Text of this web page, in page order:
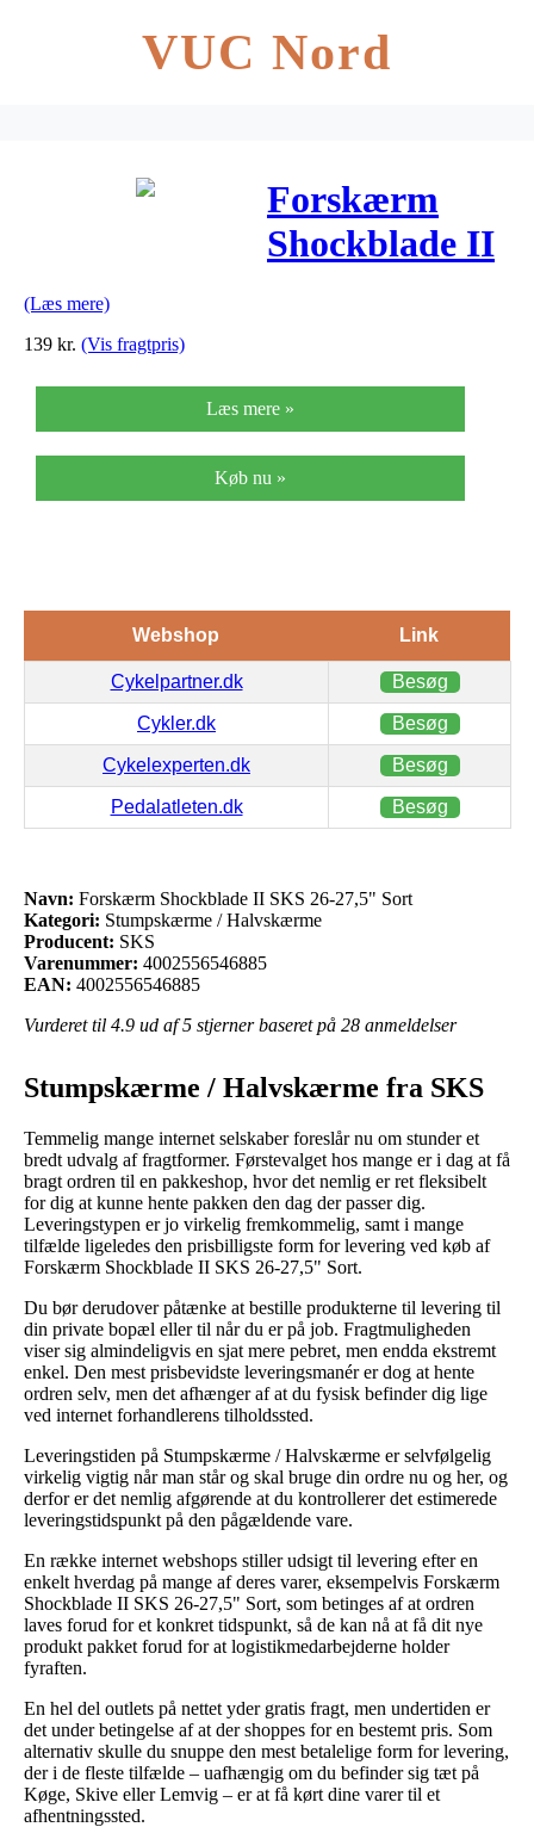
VUC Nord
Forskærm
Shockblade II
(Læs mere)
139 kr. (Vis fragtpris)
Læs mere »
Køb nu »
Webshop Link
Cykelpartner.dk Besøg
Cykler.dk Besøg
Cykelexperten.dk Besøg
Pedalatleten.dk Besøg
Navn: Forskærm Shockblade II SKS 26-27,5" Sort
Kategori: Stumpskærme / Halvskærme
Producent: SKS
Varenummer: 4002556546885
EAN: 4002556546885
Vurderet til 4.9 ud af 5 stjerner baseret på 28 anmeldelser
Stumpskærme / Halvskærme fra SKS
Temmelig mange internet selskaber foreslår nu om stunder et
bredt udvalg af fragtformer. Førstevalget hos mange er i dag at få
bragt ordren til en pakkeshop, hvor det nemlig er ret fleksibelt
for dig at kunne hente pakken den dag der passer dig.
Leveringstypen er jo virkelig fremkommelig, samt i mange
tilfælde ligeledes den prisbilligste form for levering ved køb af
Forskærm Shockblade II SKS 26-27,5" Sort.
Du bør derudover påtænke at bestille produkterne til levering til
din private bopæl eller til når du er på job. Fragtmuligheden
viser sig almindeligvis en sjat mere pebret, men endda ekstremt
enkel. Den mest prisbevidste leveringsmanér er dog at hente
ordren selv, men det afhænger af at du fysisk befinder dig lige
ved internet forhandlerens tilholdssted.
Leveringstiden på Stumpskærme / Halvskærme er selvfølgelig
virkelig vigtig når man står og skal bruge din ordre nu og her, og
derfor er det nemlig afgørende at du kontrollerer det estimerede
leveringstidspunkt på den pågældende vare.
En række internet webshops stiller udsigt til levering efter en
enkelt hverdag på mange af deres varer, eksempelvis Forskærm
Shockblade II SKS 26-27,5" Sort, som betinges af at ordren
laves forud for et konkret tidspunkt, så de kan nå at få dit nye
produkt pakket forud for at logistikmedarbejderne holder
fyraften.
En hel del outlets på nettet yder gratis fragt, men undertiden er
det under betingelse af at der shoppes for en bestemt pris. Som
alternativ skulle du snuppe den mest betalelige form for levering,
der i de fleste tilfælde – uafhængig om du befinder sig tæt på
Køge, Skive eller Lemvig – er at få kørt dine varer til et
afhentningssted.